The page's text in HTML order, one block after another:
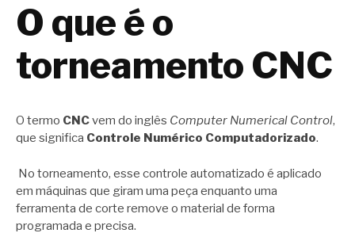
O que é o
torneamento CNC
O termo CNCvem do inglês Computer Numerical Control,
que significa Controle Numérico Computadorizado.
No torneamento, esse controle automatizado é aplicado
em máquinas que giram uma peça enquanto uma
ferramenta de corte remove o material de forma
programada e precisa.